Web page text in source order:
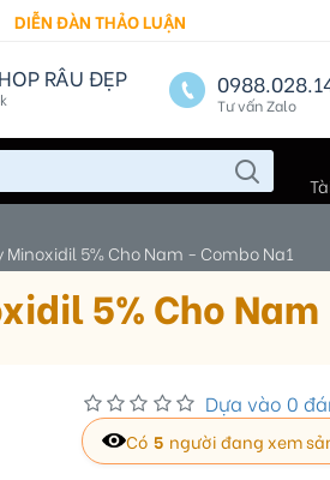
DIỄN ĐÀN THẢO LUẬN
RÂU ĐẸP
Tư vấn Zalo
Minoxidil 5% Cho Nam - Combo Na1
5% Cho
Dựa vào 0
Có 4 người đang xem